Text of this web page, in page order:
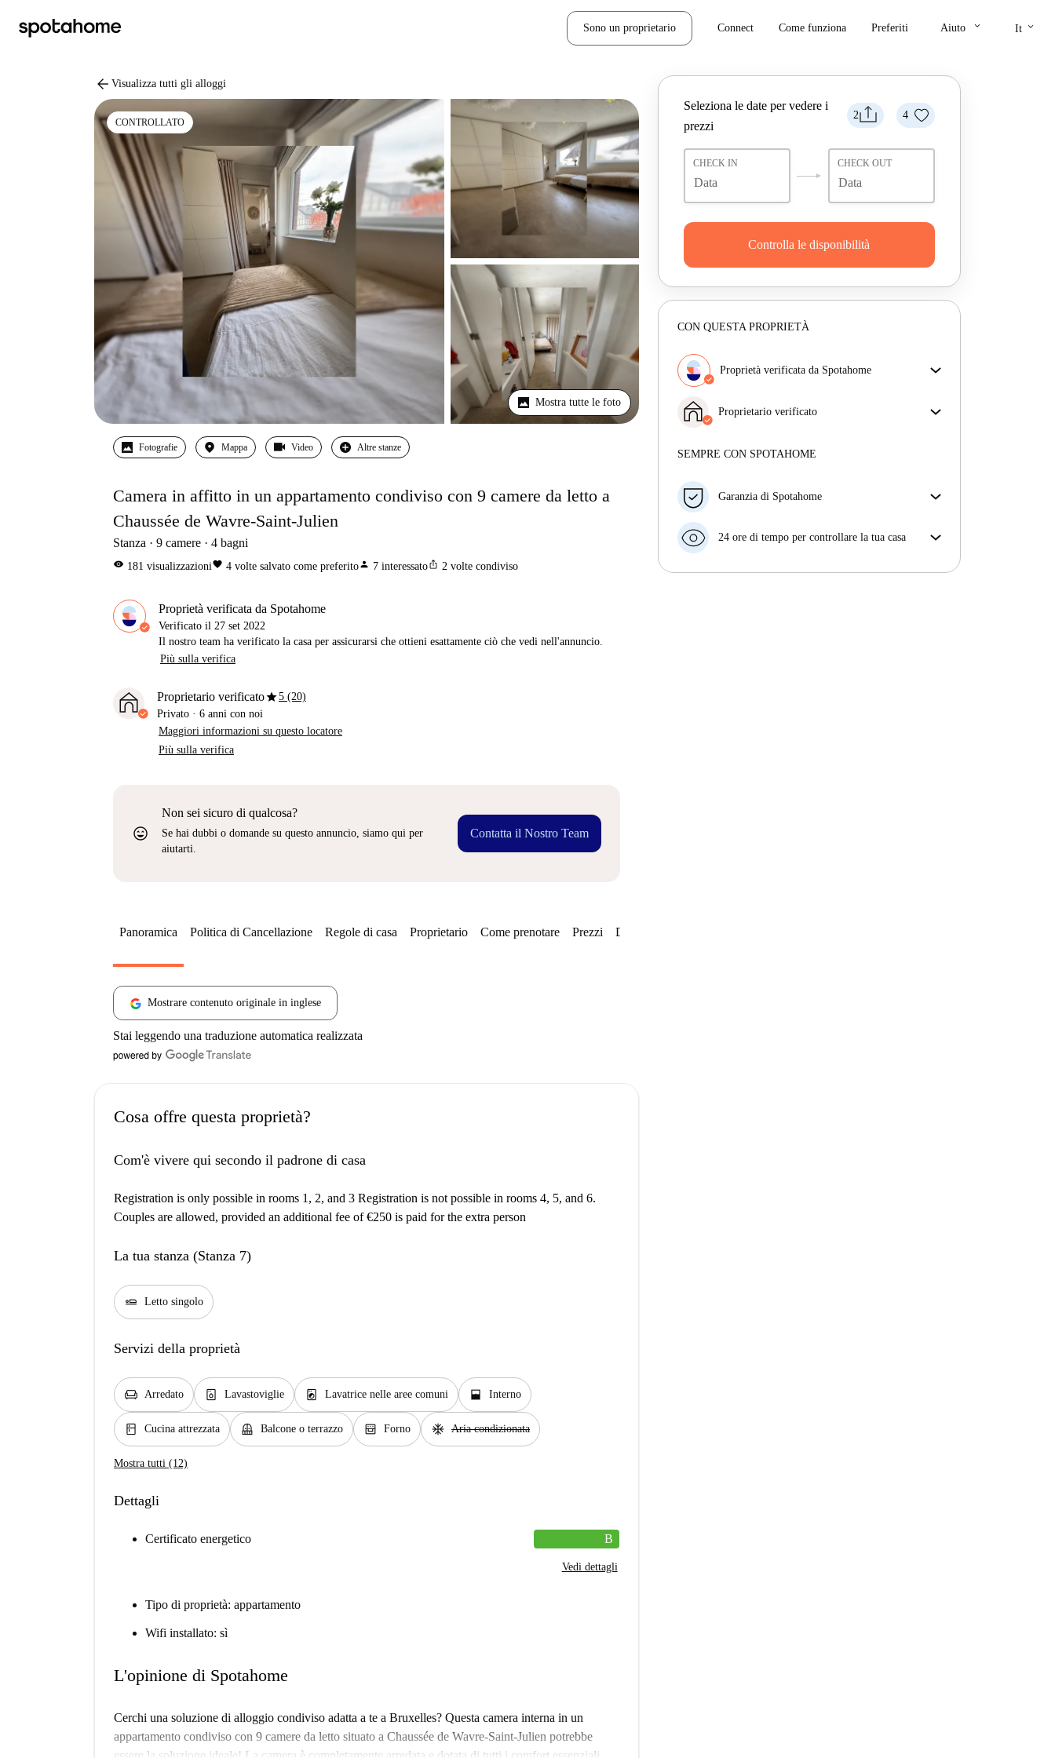
Sono un proprietario Connect Come funziona Preferiti Aiuto keyboard_arrow_down It keyboard_arrow_down
arrow_back Visualizza tutti gli alloggi
CONTROLLATO
Mostra tutte le foto
Fotografie Mappa Video Altre stanze
Camera in affitto in un appartamento condiviso con 9 camere da letto a
Chaussée de Wavre-Saint-Julien
Stanza 9 camere 4 bagni
visibility 181 visualizzazionifavorite 4 volte salvato come preferitoperson 7 interessatoios_share 2 volte condiviso
Proprietà verificata da Spotahome
Verificato il 27 set 2022
Il nostro team ha verificato la casa per assicurarsi che ottieni esattamente ciò che vedi nell'annuncio.
Più sulla verifica
Proprietario verificatostar5 (20)
Privato · 6 anni con noi
Maggiori informazioni su questo locatore
Più sulla verifica
sentiment_very_satisfied
Non sei sicuro di qualcosa?
Se hai dubbi o domande su questo annuncio, siamo qui per
aiutarti.
Contatta il Nostro Team
2 4
Seleziona le date per vedere i
prezzi
CHECK IN CHECK OUT
Controlla le disponibilità
CON QUESTA PROPRIETÀ
Proprietà verificata da Spotahome
ottieni esattamente ciò che vedi nell'annuncio.
Più sulla verifica
Proprietario verificato
Maggiori informazioni su questo locatore
SEMPRE CON SPOTAHOME
Garanzia di Spotahome
con breve preavviso, noi A) ti pagheremo un hotel e
B) ti rimborseremo totalmente
24 ore di tempo per controllare la tua casa
Panoramica Politica di Cancellazione Regole di casa Proprietario Come prenotare Prezzi Disponibilità
Mostrare contenuto originale in inglese
Stai leggendo una traduzione automatica realizzata
Cosa offre questa proprietà?
Com'è vivere qui secondo il padrone di casa
Registration is only possible in rooms 1, 2, and 3 Registration is not possible in rooms 4, 5, and 6.
Couples are allowed, provided an additional fee of €250 is paid for the extra person
La tua stanza (Stanza 7)
airline_seat_flat Letto singolo
Servizi della proprietà
chair Arredato dishwasher_gen Lavastoviglie local_laundry_service Lavatrice nelle aree comuni window_open Interno
kitchen Cucina attrezzata balcony Balcone o terrazzo oven_gen Forno ac_unit Aria condizionata
Mostra tutti (12)
Dettagli
Certificato energetico B
Vedi dettagli
Tipo di proprietà: appartamento
Wifi installato: sì
L'opinione di Spotahome
Cerchi una soluzione di alloggio condiviso adatta a te a Bruxelles? Questa camera interna in un
appartamento condiviso con 9 camere da letto situato a Chaussée de Wavre-Saint-Julien potrebbe
essere la soluzione ideale! La camera è completamente arredata e dotata di tutti i comfort essenziali.